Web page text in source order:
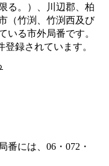
る。）、川辺郡、柏
（竹渕、竹渕西及び
いる市外局番です。
登録されています。
番には、06・072・